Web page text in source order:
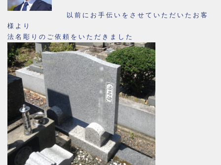
以前にお手伝いをさせていただいたお客
様より
法名彫りのご依頼をいただきました